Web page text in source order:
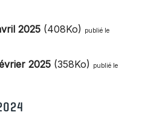
2025 (408Ko) publié le
2025 (358Ko) publié le